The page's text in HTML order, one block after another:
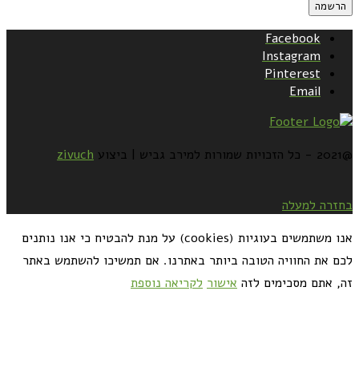
Facebook
Instagram
Pinterest
Email
@2021 - כל הזכויות שמורות למירב גביש | ביצוע zivuch
בחזרה למעלה
אנו משתמשים בעוגיות (cookies) על מנת להבטיח כי אנו נותנים
לכם את החוויה הטובה ביותר באתרנו. אם תמשיכו להשתמש באתר
זה, אתם מסכימים לזה אישור לקריאה נוספת